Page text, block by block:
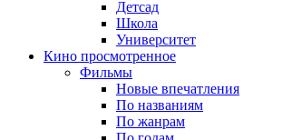
Детсад
Школа
Университет
Кино просмотренное
Фильмы
Новые впечатления
По названиям
По жанрам